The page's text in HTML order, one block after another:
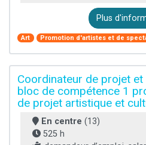
Plus
Art Promotion d'artistes et de
Coordinateur de projet
bloc de compétence 1
de projet artistique et
En centre (13)
525 h